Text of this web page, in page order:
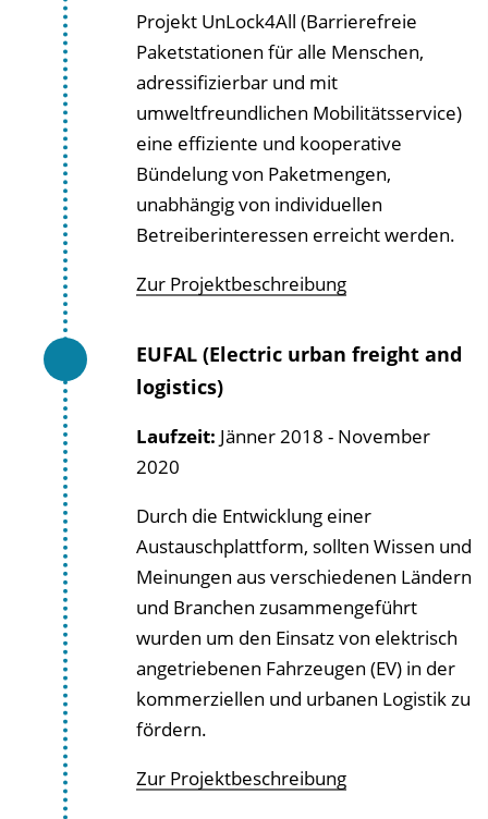
Projekt UnLock4All (Barrierefreie
Paketstationen für alle Menschen,
adressifizierbar und mit
umweltfreundlichen Mobilitätsservice)
eine effiziente und kooperative
Bündelung von Paketmengen,
unabhängig von individuellen
Betreiberinteressen erreicht werden.
Zur Projektbeschreibung
EUFAL (Electric urban freight and
logistics)
Laufzeit: Jänner 2018 - November
2020
Durch die Entwicklung einer
Austauschplattform, sollten Wissen und
Meinungen aus verschiedenen Ländern
und Branchen zusammengeführt
wurden um den Einsatz von elektrisch
angetriebenen Fahrzeugen (EV) in der
kommerziellen und urbanen Logistik zu
fördern.
Zur Projektbeschreibung